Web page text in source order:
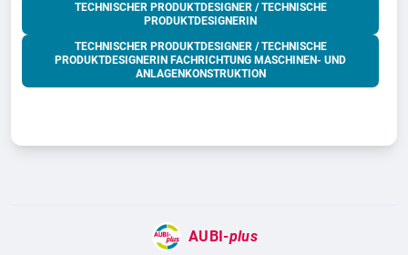
TECHNISCHER PRODUKTDESIGNER / TECHNISCHE
PRODUKTDESIGNERIN
TECHNISCHER PRODUKTDESIGNER / TECHNISCHE
PRODUKTDESIGNERIN FACHRICHTUNG MASCHINEN- UND
ANLAGENKONSTRUKTION
AUBI-plus